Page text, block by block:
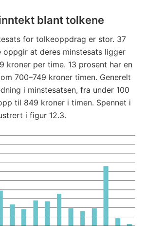
blant tolkene
for tolkeoppdrag er stor. 37
oppgir at deres minstesats ligger
kroner per time. 13 prosent har en
700–749 kroner timen. Generelt
i minstesatsen, fra under 100
til 849 kroner i timen. Spennet i
i figur 12.3.